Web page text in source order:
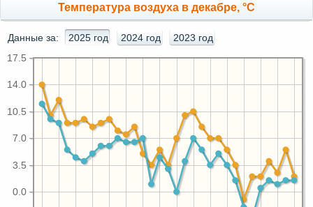
Температура воздуха в декабре, °C
Данные за: 2025 год 2024 год 2023 год
0.0
3.5
7.0
10.5
14.0
17.5